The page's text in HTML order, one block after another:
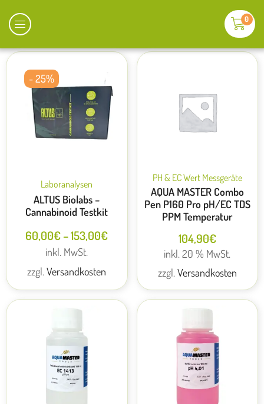
0
- 25%
Laboranalysen
ALTUS Biolabs –
Cannabinoid Testkit
60,00€–153,00€
inkl. MwSt.
zzgl.Versandkosten
PH & EC Wert Messgeräte
AQUA MASTER Combo
Pen P160 Pro pH/EC TDS
PPM Temperatur
104,90€
inkl. 20 % MwSt.
zzgl. Versandkosten